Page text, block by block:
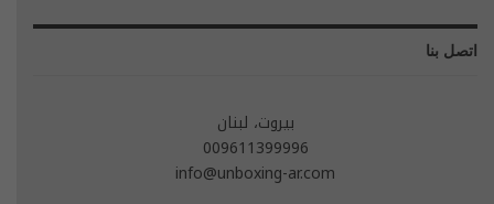
اتصل بنا
بيروت، لبنان
009611399996
info@unboxing-ar.com